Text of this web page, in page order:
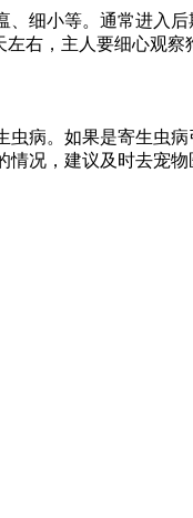
细小等。通常进入
右，主人要细心观察
病。如果是寄生虫
况，建议及时去宠物